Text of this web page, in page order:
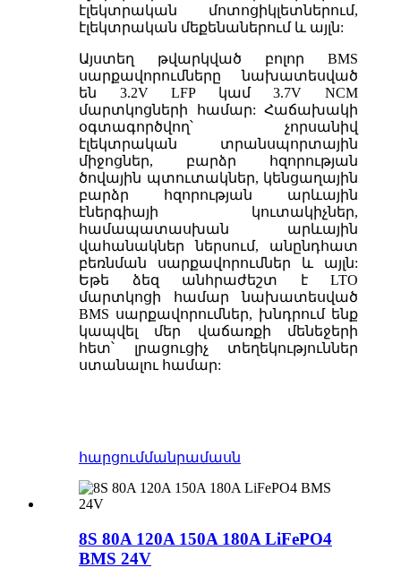
էլեկտրական մոտոցիկլետներում,
էլեկտրական մեքենաներում և այլն:
Այստեղ թվարկված բոլոր BMS
սարքավորումները նախատեսված
են 3.2V LFP կամ 3.7V NCM
մարտկոցների համար: Հաճախակի
օգտագործվող՝ չորսանիվ
էլեկտրական տրանսպորտային
միջոցներ, բարձր հզորության
ծովային պտուտակներ, կենցաղային
բարձր հզորության արևային
էներգիայի կուտակիչներ,
համապատասխան արևային
վահանակներ ներսում, անընդհատ
բեռնման սարքավորումներ և այլն:
Եթե ձեզ անհրաժեշտ է LTO
մարտկոցի համար նախատեսված
BMS սարքավորումներ, խնդրում ենք
կապվել մեր վաճառքի մենեջերի
հետ՝ լրացուցիչ տեղեկություններ
ստանալու համար:
հարցումմանրամասն
8S 80A 120A 150A 180A LiFePO4
BMS 24V